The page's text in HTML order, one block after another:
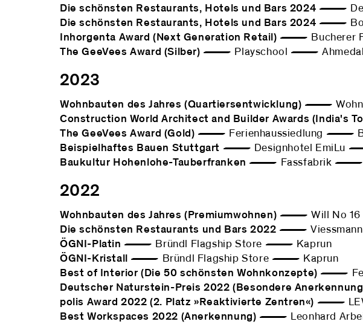
Die schönsten Restaurants, Hotels und Bars 2024 —
Die schönsten Restaurants, Hotels und Bars 2024 —
Inhorgenta Award (Next Generation Retail) — Bucherer
The GeeVees Award (Silber) — Playschool —
2023
Wohnbauten des Jahres (Quartiersentwicklung) —
Construction World Architect and Builder Awards (India's
The GeeVees Award (Gold) — Ferienhaussiedlung —
Beispielhaftes Bauen Stuttgart — Designhotel EmiLu
Baukultur Hohenlohe-Tauberfranken — Fassfabrik —
2022
Wohnbauten des Jahres (Premiumwohnen) — Will No
Die schönsten Restaurants und Bars 2022 — Viessmann
ÖGNI-Platin — Bründl Flagship Store — Kaprun
ÖGNI-Kristall
— Bründl Flagship Store — Kaprun
Best of Interior (Die 50 schönsten Wohnkonzepte) —
Deutscher Naturstein-Preis 2022 (Besondere
polis Award 2022 (2. Platz »Reaktivierte Zentren«) —
Best Workspaces 2022 (Anerkennung) — Leonhard